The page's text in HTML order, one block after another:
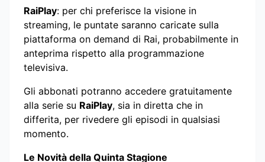
RaiPlay: per chi preferisce la visione in
streaming, le puntate saranno caricate sulla
piattaforma on demand di Rai, probabilmente in
anteprima rispetto alla programmazione
televisiva.
Gli abbonati potranno accedere gratuitamente
alla serie su RaiPlay, sia in diretta che in
differita, per rivedere gli episodi in qualsiasi
momento.
Le Novità della Quinta Stagione